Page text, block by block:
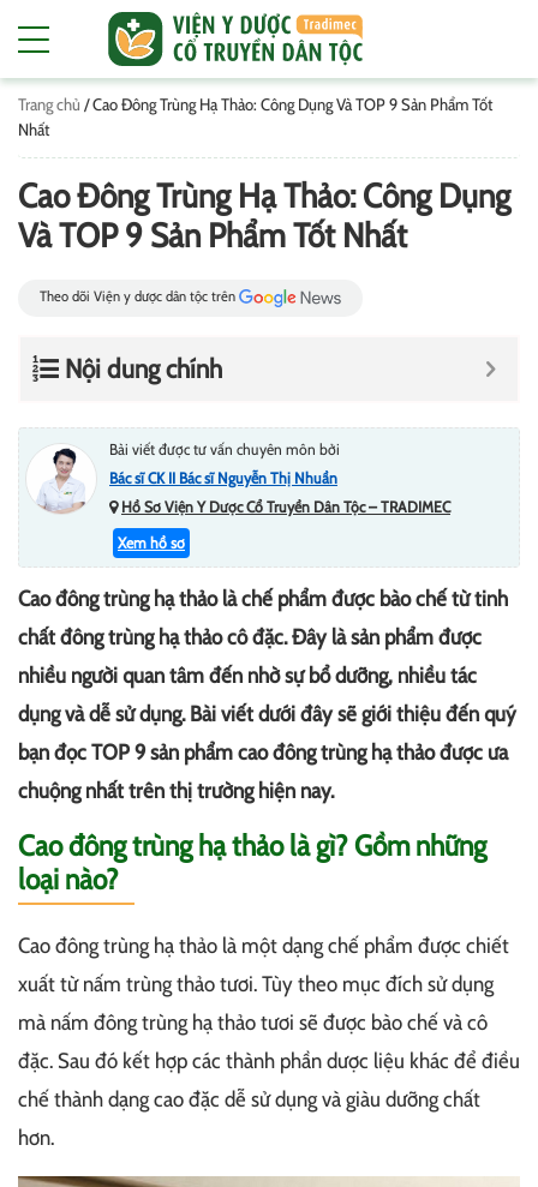
Trang chủ /Cao Đông Trùng Hạ Thảo: Công Dụng Và TOP 9 Sản Phẩm Tốt
Nhất
Cao Đông Trùng Hạ Thảo: Công Dụng
Và TOP 9 Sản Phẩm Tốt Nhất
Theo dõi Viện y dược dân tộc trên
Nội dung chính
Bài viết được tư vấn chuyên môn bởi
Bác sĩ CK II Bác sĩ Nguyễn Thị Nhuần
Hồ Sơ Viện Y Dược Cổ Truyền Dân Tộc – TRADIMEC
Xem hồ sơ
Cao đông trùng hạ thảo là chế phẩm được bào chế từ tinh
chất đông trùng hạ thảo cô đặc. Đây là sản phẩm được
nhiều người quan tâm đến nhờ sự bổ dưỡng, nhiều tác
dụng và dễ sử dụng. Bài viết dưới đây sẽ giới thiệu đến quý
bạn đọc TOP 9 sản phẩm cao đông trùng hạ thảo được ưa
chuộng nhất trên thị trường hiện nay.
Cao đông trùng hạ thảo là gì? Gồm những
loại nào?
Cao đông trùng hạ thảo là một dạng chế phẩm được chiết
xuất từ nấm trùng thảo tươi. Tùy theo mục đích sử dụng
mà nấm đông trùng hạ thảo tươi sẽ được bào chế và cô
đặc. Sau đó kết hợp các thành phần dược liệu khác để điều
chế thành dạng cao đặc dễ sử dụng và giàu dưỡng chất
hơn.